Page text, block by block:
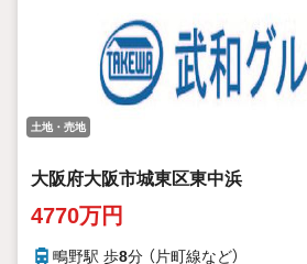
土地・売地
大阪府大阪市城東区東中浜
4770万円
鴫野駅 歩8分 （片町線など）